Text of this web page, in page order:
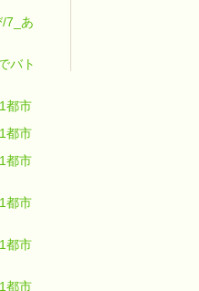
7_あ
バト
都市
都市
都市
都市
都市
都市